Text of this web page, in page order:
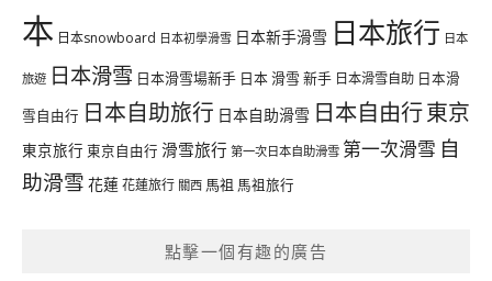
本 日本snowboard 日本初學滑雪 日本新手滑雪 日本旅行 日本
旅遊 日本滑雪 日本滑雪場新手 日本 滑雪 新手 日本滑雪自助 日本滑
雪自由行 日本自助旅行 日本自助滑雪 日本自由行東京
東京旅行 東京自由行 滑雪旅行 第一次日本自助滑雪 第一次滑雪 自
助滑雪 花蓮花蓮旅行 關西 馬祖 馬祖旅行
點擊一個有趣的廣告